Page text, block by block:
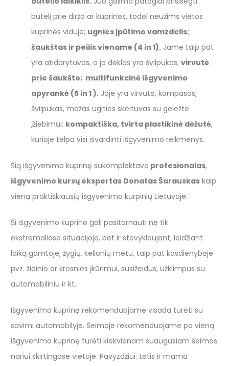
butelį prie diržo ar kuprinės, todėl neužims vietos
kuprinės viduje; ugnies įpūtimo vamzdelis;
šaukštas ir peilis viename (4 in 1). Jame taip pat
yra atidarytuvas, o jo dėklas yra švilpukas; virvutė
prie šaukšto; multifunkcinė išgyvenimo
apyrankė (5 in 1 ). Joje yra virvutė, kompasas,
švilpukas, mažas ugnies skeltuvas su geležte
įžiebimui; kompaktiška, tvirta plastikinė dėžutė,
kurioje telpa visi išvardinti išgyvenimo reikmenys.
Šią išgyvenimo kuprinę sukomplektavo profesionalas,
išgyvenimo kursų ekspertas Donatas Šarauskas kaip
vieną praktiškiausių išgyvenimo kurpinių Lietuvoje.
Ši išgyvenimo kuprinė gali pasitarnauti ne tik
ekstremaliose situacijoje, bet ir stovyklaujant, leidžiant
laiką gamtoje, žygių, kelionių metu, taip pat kasdienybėje
pvz. židinio ar krosnies įkūrimui, susižeidus, užklimpus su
automobiliniu ir kt.
Išgyvenimo kuprinę rekomenduojame visada turėti su
savimi automobilyje. Šeimoje rekomenduojame po vieną
išgyvenimo kuprinę turėti kiekvienam suaugusiam šeimos
nariui skirtingose vietoje. Pavyzdžiui: tėtis ir mama